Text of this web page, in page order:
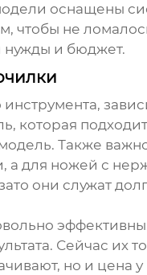
оснащены
чтобы не
нужды и бюджет.
инструмента,
Также
а для ножей с
они служат
Сейчас
но и